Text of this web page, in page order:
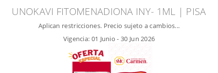
UNOKAVI FITOMENADIONA INY- 1ML | PISA
Aplican restricciones. Precio sujeto a cambios...
Vigencia: 01 Junio - 30 Jun 2026